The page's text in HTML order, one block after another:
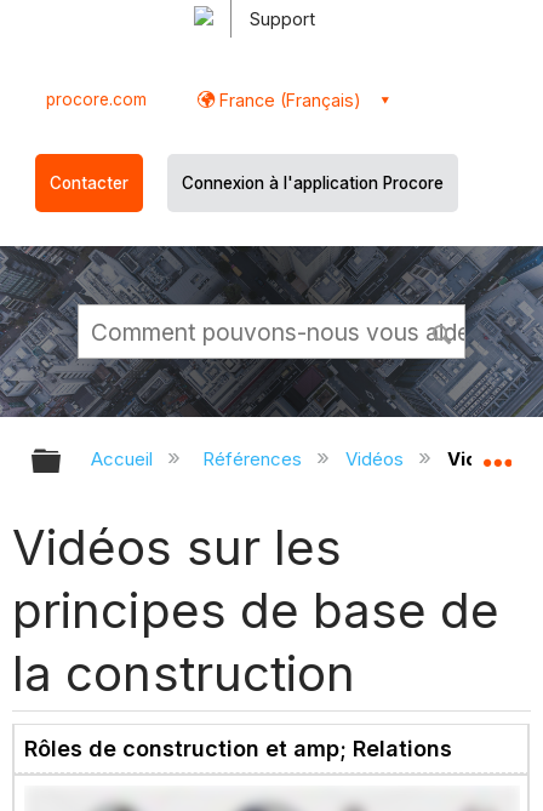
Support
procore.com France (Français)
Contacter Connexion à l'application Procore
Développer/réduire la hiérarchie
Accueil Références Vidéos Vidéos
Vidéos sur les
principes de base de
la construction
Rôles de construction et amp; Relations